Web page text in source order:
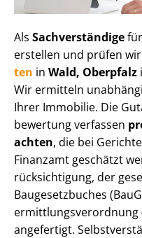
Als Sachverständige
erstellen und prüfen
ten in Wald, Oberpfalz
Wir ermitteln
Ihrer Immobilie. Die
be­wer­tung verfassen
ach­ten, die bei
Finanzamt geschätzt
rück­sich­ti­gung, der
Baugesetzbuches
ermitt­lungs­ver­ord­nung
angefertigt.